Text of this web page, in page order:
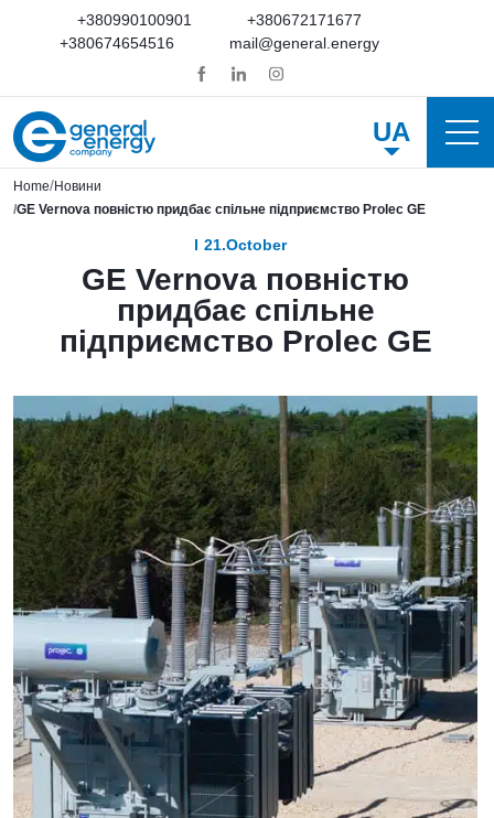
+380990100901
+380672171677
+380674654516
mail@general.energy
UA
Home Новини
GE Vernova повністю придбає спільне підприємство Prolec GE
21.October
GE Vernova повністю
придбає спільне
підприємство Prolec GE